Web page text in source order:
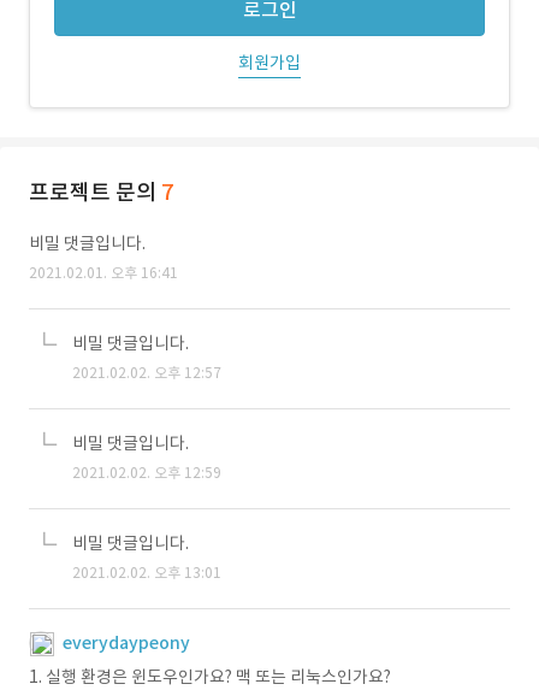
로그인
회원가입
프로젝트 문의 7
비밀 댓글입니다.
2021.02.01. 오후 16:41
비밀 댓글입니다.
2021.02.02. 오후 12:57
비밀 댓글입니다.
2021.02.02. 오후 12:59
비밀 댓글입니다.
2021.02.02. 오후 13:01
everydaypeony
1. 실행 환경은 윈도우인가요? 맥 또는 리눅스인가요?